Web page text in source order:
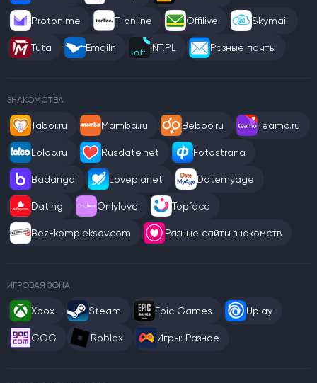
Proton.me T-online Offilive Skymail
Tuta Emailn INT.PL Разные почты
ЗНАКОМСТВА
Tabor.ru Mamba.ru Beboo.ru Teamo.ru
Loloo.ru Rusdate.net Fotostrana
Badanga Loveplanet Datemyage
Dating Onlylove Topface
Bez-kompleksov.com Разные сайты знакомств
ИГРОВАЯ ЗОНА
Xbox Steam Epic Games Uplay
GOG Roblox Игры: Разное